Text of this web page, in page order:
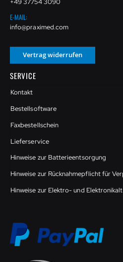
E-MAIL:
info@praximed.com
Vertrag widerrufen
SERVICE
Kontakt
Bestellsoftware
Faxbestellschein
Lieferservice
Hinweise zur Batterieentsorgung
Hinweise zur Rücknahmepflicht für
Hinweise zur Elektro- und